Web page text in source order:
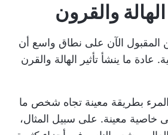
والقرون
المقبول الآن على نطاق واسع أن
عادة ما ينشأ تأثير الهالة والقرن
بطريقة معينة تجاه شخص ما
خاصية معينة. على سبيل المثال،